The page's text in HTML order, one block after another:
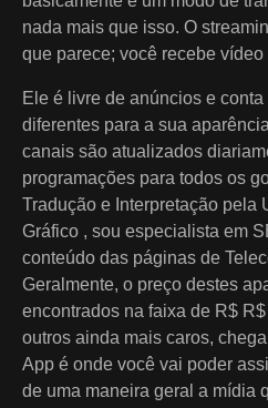
nada mais que isso. O
que parece; você recebe
Ele é livre de anúncios e
diferentes para a sua
canais são atualizados
programações para todos os
Tradução e Interpretação pela
Gráfico , sou especialista em
conteúdo das páginas de
Geralmente, o preço destes
encontrados na faixa de R$
outros ainda mais caros,
App é onde você vai poder
de uma maneira geral a mídia